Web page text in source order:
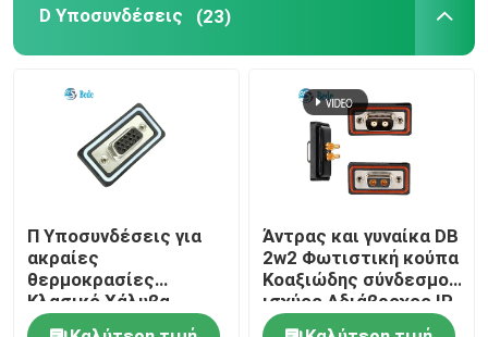
D Υποσυνδέσεις (23)
Π Υποσυνδέσεις για
ακραίες
θερμοκρασίες
Κλασικό Χάλυβα
Χάλυβα Χάλυβα
Άντρας και γυναίκα DB
2w2 Φωτιστική κούπα
Κοαξιώδης σύνδεσμος
ισχύος Αδιάβροχος IP
68